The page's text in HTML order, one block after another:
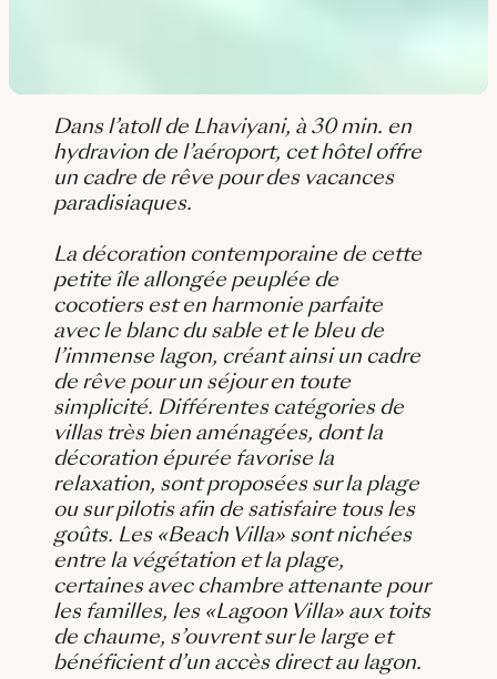
Dans l’atoll de Lhaviyani, à 30 min. en
hydravion de l’aéroport, cet hôtel offre
un cadre de rêve pour des vacances
paradisiaques.
La décoration contemporaine de cette
petite île allongée peuplée de
cocotiers est en harmonie parfaite
avec le blanc du sable et le bleu de
l’immense lagon, créant ainsi un cadre
de rêve pour un séjour en toute
simplicité. Différentes catégories de
villas très bien aménagées, dont la
décoration épurée favorise la
relaxation, sont proposées sur la plage
ou sur pilotis afin de satisfaire tous les
goûts. Les «Beach Villa» sont nichées
entre la végétation et la plage,
certaines avec chambre attenante pour
les familles, les «Lagoon Villa» aux toits
de chaume, s’ouvrent sur le large et
bénéficient d’un accès direct au lagon.